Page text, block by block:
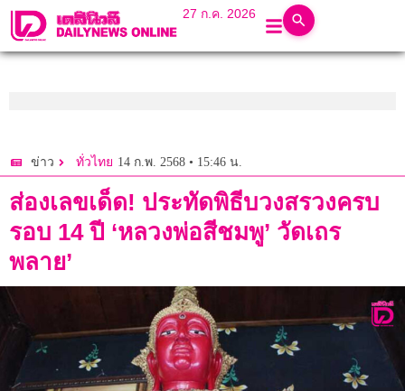
27 ก.ค. 2026
ข่าว ทั่วไทย 14 ก.พ. 2568 • 15:46 น.
ส่องเลขเด็ด! ประทัดพิธีบวงสรวงครบ
รอบ 14 ปี ‘หลวงพ่อสีชมพู’ วัดเถร
พลาย’